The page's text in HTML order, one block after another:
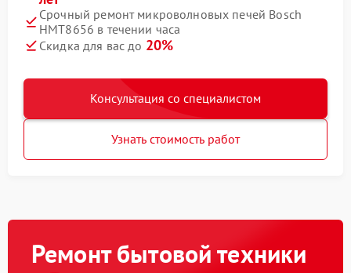
Срочный ремонт микроволновых печей Bosch
HMT8656 в течении часа
Скидка для вас до 20%
Консультация со специалистом
Узнать стоимость работ
Ремонт бытовой техники